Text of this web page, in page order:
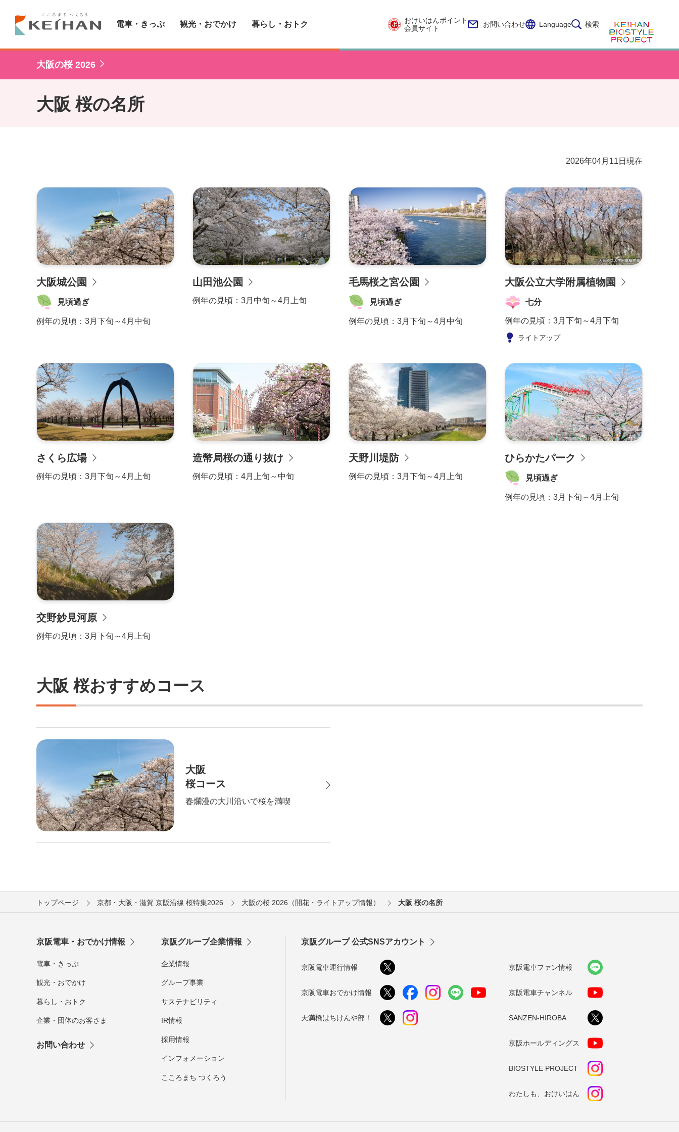
電車・きっぷ 観光・おでかけ 暮らし・おトク
おけいはんポイント
会員サイト
お問い合わせ Language 検索
大阪の桜 2026
大阪 桜の名所
2026年04月11日現在
大阪城公園
見頃過ぎ
例年の見頃： 3月下旬～4月中旬
山田池公園
例年の見頃： 3月中旬～4月上旬
毛馬桜之宮公園
見頃過ぎ
例年の見頃： 3月下旬～4月中旬
大阪公立大学附属植物園
七分
例年の見頃： 3月下旬～4月下旬
ライトアップ
さくら広場
例年の見頃： 3月下旬～4月上旬
造幣局桜の通り抜け
例年の見頃： 4月上旬～中旬
天野川堤防
例年の見頃： 3月下旬～4月上旬
ひらかたパーク
見頃過ぎ
例年の見頃： 3月下旬～4月上旬
交野妙見河原
例年の見頃： 3月下旬～4月上旬
大阪 桜おすすめコース
大阪
桜コース
春爛漫の大川沿いで桜を満喫
トップページ 京都・大阪・滋賀 京阪沿線 桜特集2026 大阪の桜 2026（開花・ライトアップ情報） 大阪 桜の名所
京阪電車・おでかけ情報
電車・きっぷ
観光・おでかけ
暮らし・おトク
企業・団体のお客さま
京阪グループ企業情報
企業情報
グループ事業
サステナビリティ
IR情報
採用情報
インフォメーション
こころまち つくろう
お問い合わせ
京阪グループ 公式SNSアカウント
京阪電車運行情報
京阪電車おでかけ情報
天満橋はちけんや部！
京阪電車ファン情報
京阪電車チャンネル
SANZEN-HIROBA
京阪ホールディングス
BIOSTYLE PROJECT
わたしも、おけいはん